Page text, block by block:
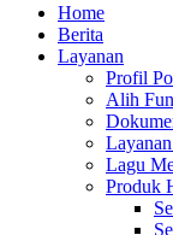
Home
Berita
Layanan
Profil
Alih
Lagu
Produk